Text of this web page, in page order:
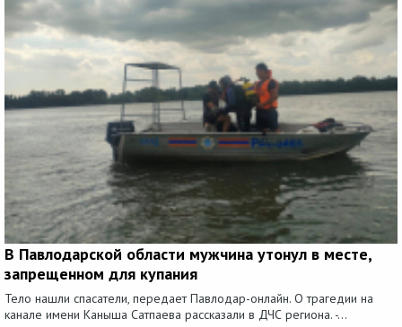
В Павлодарской области мужчина утонул в месте,
запрещенном для купания
Тело нашли спасатели, передает Павлодар-онлайн. О трагедии на
канале имени Каныша Сатпаева рассказали в ДЧС региона. -...